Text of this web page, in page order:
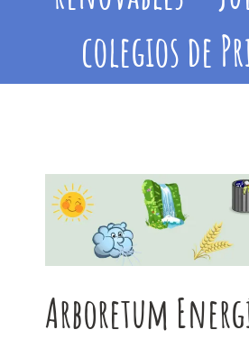
colegios de
Arboretum